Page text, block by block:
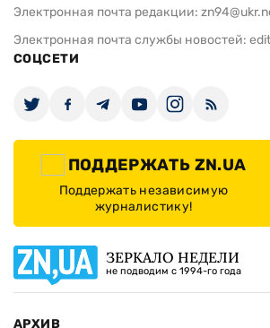
Электронная почта редакции:
Электронная почта службы новостей:
СОЦСЕТИ
ПОДДЕРЖАТЬ ZN.UA
Поддержать независимую
журналистику!
ЗЕРКАЛО НЕДЕЛИ
не подводим с 1994-го года
АРХИВ